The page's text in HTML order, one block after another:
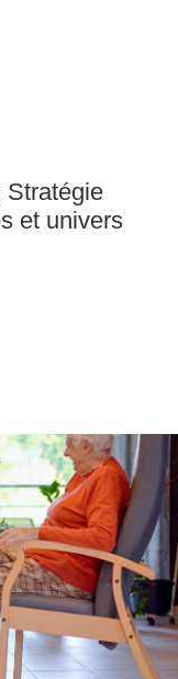
Stratégie
et univers